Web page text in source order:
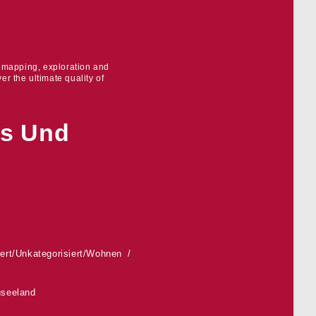
exploration and
the ultimate quality of
Und
/Unkategorisiert/Wohnen